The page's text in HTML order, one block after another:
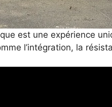
est une expérience
l’intégration, la